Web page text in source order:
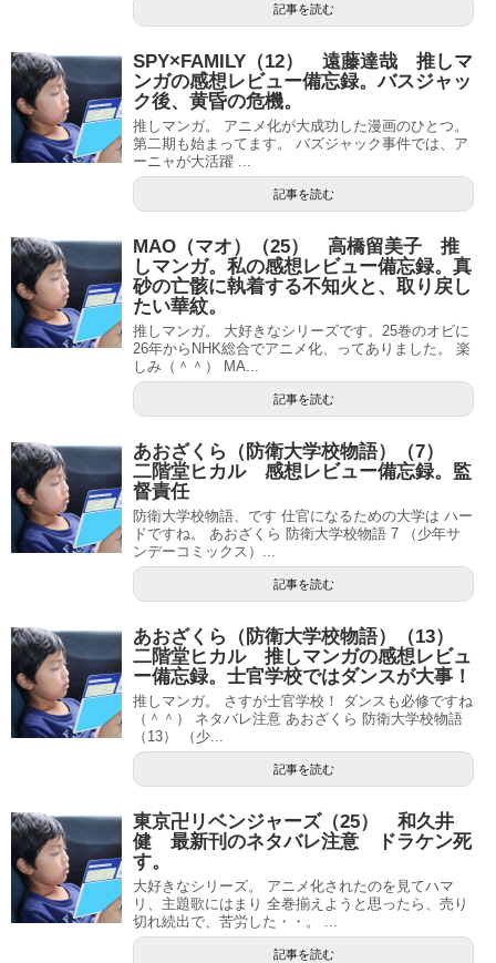
記事を読む
SPY×FAMILY（12） 遠藤達哉 推しマ
ンガの感想レビュー備忘録。バスジャッ
ク後、黄昏の危機。
推しマンガ。 アニメ化が大成功した漫画のひとつ。
第二期も始まってます。 バズジャック事件では、ア
ーニャが大活躍 ...
記事を読む
MAO（マオ）（25） 高橋留美子 推
しマンガ。私の感想レビュー備忘録。真
砂の亡骸に執着する不知火と、取り戻し
たい華紋。
推しマンガ。 大好きなシリーズです。25巻のオビに
26年からNHK総合でアニメ化、ってありました。 楽
しみ（＾＾） MA...
記事を読む
あおざくら（防衛大学校物語）（7）
二階堂ヒカル 感想レビュー備忘録。監
督責任
防衛大学校物語、です 仕官になるための大学は ハー
ドですね。 あおざくら 防衛大学校物語 7 （少年サ
ンデーコミックス）...
記事を読む
あおざくら（防衛大学校物語）（13）
二階堂ヒカル 推しマンガの感想レビュ
ー備忘録。士官学校ではダンスが大事！
推しマンガ。 さすが士官学校！ ダンスも必修ですね
（＾＾） ネタバレ注意 あおざくら 防衛大学校物語
（13） （少...
記事を読む
東京卍リベンジャーズ（25） 和久井
健 最新刊のネタバレ注意 ドラケン死
す。
大好きなシリーズ。 アニメ化されたのを見てハマ
リ、主題歌にはまり 全巻揃えようと思ったら、売り
切れ続出で、苦労した・・。 ...
記事を読む